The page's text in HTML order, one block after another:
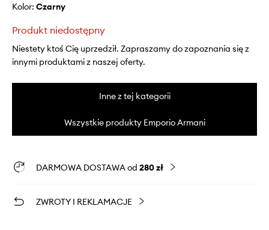
Kolor: czarny
Produkt niedostępny
Niestety ktoś Cię uprzedził. Zapraszamy do zapoznania się z
innymi produktami z naszej oferty.
Inne z tej kategorii
Wszystkie produkty Emporio Armani
DARMOWA DOSTAWA od 280 zł
ZWROTY I REKLAMACJE